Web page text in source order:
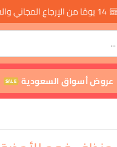
والسريع
عروض أسواق السعودية SALE